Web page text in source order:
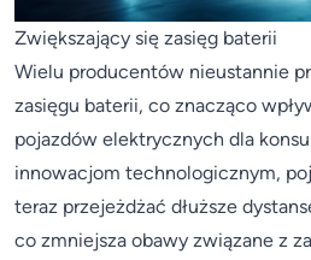
Zwiększający się zasięg baterii
Wielu producentów nieustannie
zasięgu baterii, co znacząco
pojazdów elektrycznych dla
innowacjom technologicznym,
teraz przejeżdżać dłuższe
co zmniejsza obawy związane z